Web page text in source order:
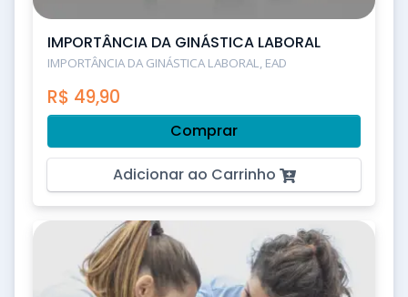
IMPORTÂNCIA DA GINÁSTICA LABORAL
IMPORTÂNCIA DA GINÁSTICA LABORAL, EAD
R$ 49,90
Comprar
Adicionar ao Carrinho